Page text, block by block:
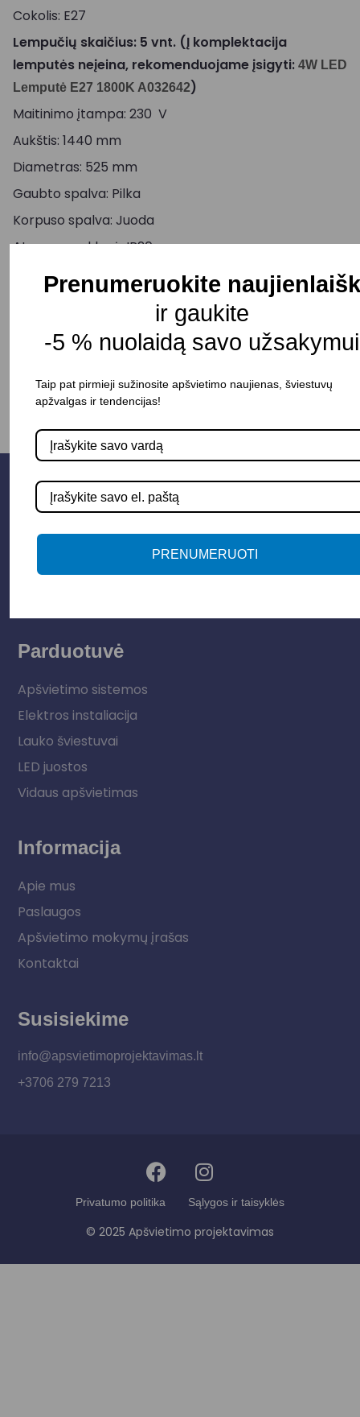
Cokolis: E27
Lempučių skaičius: 5 vnt. (Į komplektacija
lemputės neįeina, rekomenduojame įsigyti: 4W LED
Lemputė E27 1800K A032642)
Maitinimo įtampa: 230 V
Aukštis: 1440 mm
Diametras: 525 mm
Gaubto spalva: Pilka
Korpuso spalva: Juoda
Atsparumo klasė: IP20
Pristatymo terminas: 25 – 30 d. d.
+ Į KREPŠELĮ
Parduotuvė
Apšvietimo sistemos
Elektros instaliacija
Lauko šviestuvai
LED juostos
Vidaus apšvietimas
Informacija
Apie mus
Paslaugos
Apšvietimo mokymų įrašas
Kontaktai
Susisiekime
info@apsvietimoprojektavimas.lt
+3706 279 7213
Privatumo politika Sąlygos ir taisyklės
© 2025 Apšvietimo projektavimas
Prenumeruokite
ir gaukite
-5 % nuolaidą savo
Taip pat pirmieji sužinosite apšvietimo naujienas, šviestuvų
apžvalgas ir tendencijas!
PRENUMERUOTI